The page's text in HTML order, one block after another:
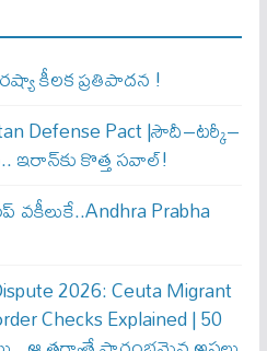
కీలక ప్రతిపాదన !
Defense Pact |సౌదీ–టర్కీ–
ఇరాన్‌కు కొత్త సవాల్!
వ‌కీలుకే..Andhra Prabha
2026: Ceuta Migrant
Checks Explained | 50